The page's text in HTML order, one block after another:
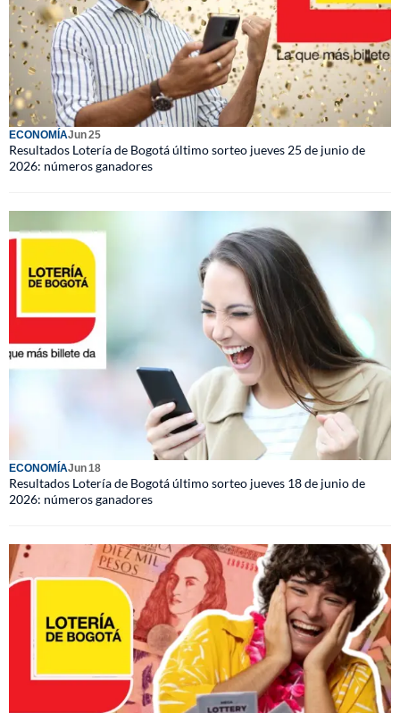
ECONOMÍAJun 25
Resultados Lotería de Bogotá último sorteo jueves 25 de junio de
2026: números ganadores
ECONOMÍAJun 18
Resultados Lotería de Bogotá último sorteo jueves 18 de junio de
2026: números ganadores